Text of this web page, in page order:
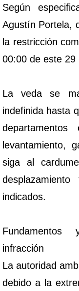
Según
Agustín Portela,
la restricción
00:00 de este 29
La veda se
indefinida hasta
departamentos
levantamiento,
siga al
indicados.
infracción
La autoridad
debido a la